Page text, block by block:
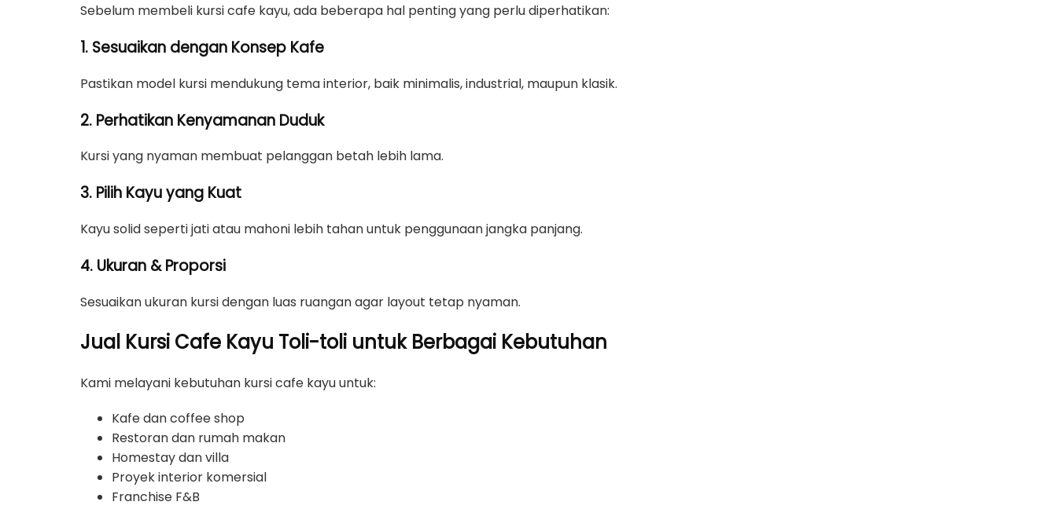
Sebelum membeli kursi cafe kayu, ada beberapa hal penting yang perlu diperhatikan:
1. Sesuaikan dengan Konsep Kafe
Pastikan model kursi mendukung tema interior, baik minimalis, industrial, maupun klasik.
2. Perhatikan Kenyamanan Duduk
Kursi yang nyaman membuat pelanggan betah lebih lama.
3. Pilih Kayu yang Kuat
Kayu solid seperti jati atau mahoni lebih tahan untuk penggunaan jangka panjang.
4. Ukuran & Proporsi
Sesuaikan ukuran kursi dengan luas ruangan agar layout tetap nyaman.
Jual Kursi Cafe Kayu Toli-toli untuk Berbagai Kebutuhan
Kami melayani kebutuhan kursi cafe kayu untuk:
Kafe dan coffee shop
Restoran dan rumah makan
Homestay dan villa
Proyek interior komersial
Franchise F&B